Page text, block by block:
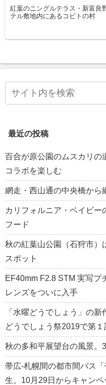
紅葉のニングルテラス・新富良
テル敷地内にあるコビトの村
最近の投稿
百合が原公園のムスカリの
コラボを楽しむ
網走・西山通の中央橋から
カリフォルニア・ベイビ
フード
秋の紅葉山公園（石狩市）
スポット
EF40mm F2.8 STM 実写プ
レンズをついに入手
「水曜どうでしょう」の
どうでしょう祭2019で第
秋の多和平展望台の風景。
帯広-札幌間の都市間バス
生。10月29日からキャンペ